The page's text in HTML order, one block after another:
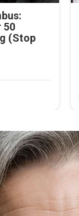
50
(Stop